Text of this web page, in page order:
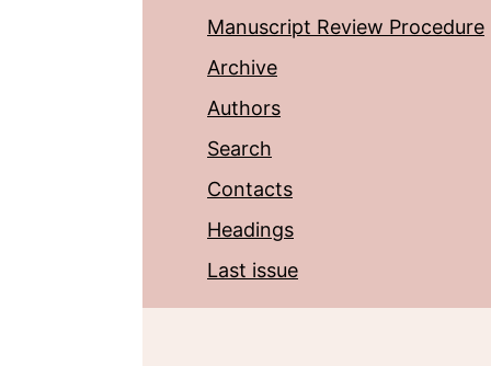
Manuscript Review Procedure
Archive
Authors
Search
Contacts
Headings
Last issue